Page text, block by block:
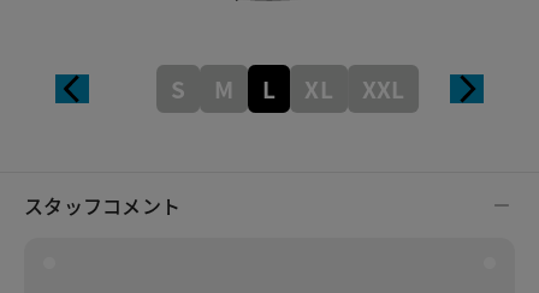
S M L XL XXL
スタッフコメント